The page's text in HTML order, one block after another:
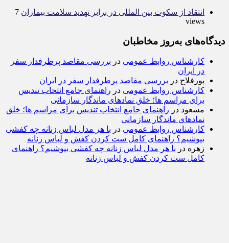
انتقاد از سکوت بین المللی در برابر تهدید سلامت بیماران 7
views
دیدگاه‌های به‌روز مخاطبان
کارشناس روابط عمومی در بررسی مقاصد پرطرفدار سفر
در ایران
پورفلاح در بررسی مقاصد پرطرفدار سفر در ایران
کارشناس روابط عمومی در راهنمای جامع انتخاب تندیس
برای مراسم ها؛ خلق نمادهای ماندگار سازمانی
مسعود در راهنمای جامع انتخاب تندیس برای مراسم ها؛ خلق
نمادهای ماندگار سازمانی
کارشناس روابط عمومی در با هر مدل لباس زنانه چه کفشی
بپوشیم؟ راهنمای کامل ست کردن کفش و لباس زنانه
زهره در با هر مدل لباس زنانه چه کفشی بپوشیم؟ راهنمای
کامل ست کردن کفش و لباس زنانه